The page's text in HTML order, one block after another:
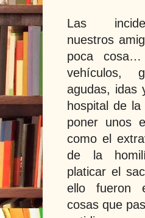
Las
nuestros
poca
vehículos,
agudas, idas
hospital de
poner unos
como el
de la
platicar el
ello fueron
cosas que